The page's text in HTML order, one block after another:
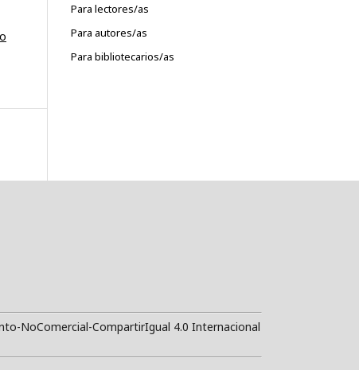
Para lectores/as
Para autores/as
Para bibliotecarios/as
NoComercial-CompartirIgual 4.0 Internacional